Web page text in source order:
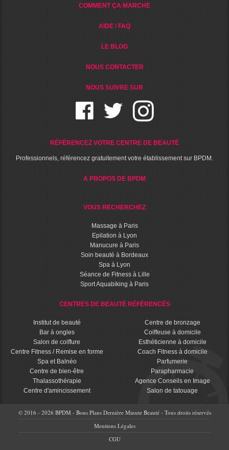
COMMENT ÇA MARCHE
AIDE / FAQ
LE BLOG
NOUS CONTACTER
NOUS SUIVRE SUR
RÉFÉRENCEZ VOTRE CENTRE DE BEAUTÉ
Professionnels, référencez gratuitement votre établissement sur BPDM.
A PROPOS DE BPDM
VOUS RECHERCHEZ
Massage à Paris
Epilation à Lyon
Manucure à Paris
Soin beauté à Bordeaux
Spa à Lyon
Séance de Fitness à Lille
Sport Aquabiking à Paris
CENTRES DE BEAUTÉ RÉFÉRENCÉS
Institut de beauté
Bar à ongles
Salon de coiffure
Centre Fitness / Remise en forme
Spa et Balnéo
Centre de bien-être
Thalassothérapie
Centre d'amincissement
Centre de bronzage
Coiffeuse à domicile
Esthéticienne à domicile
Coach Fitness à domicile
Parfumerie
Parapharmacie
Agence Conseils en Image
Salon de tatouage
© 2016 - 2026 BPDM - Bons Plans Dernière Minute Beauté - Tous droits réservés
Mentions Légales
CGU